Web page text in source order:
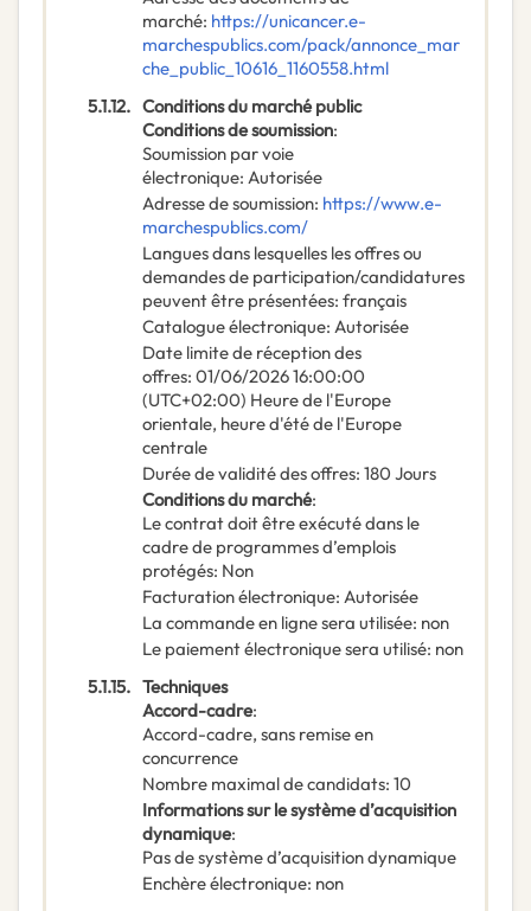
marché: https://unicancer.e-
marchespublics.com/pack/annonce_mar
che_public_10616_1160558.html
5.1.12. Conditions du marché public
Conditions de soumission:
Soumission par voie
électronique: Autorisée
Adresse de soumission: https://www.e-
marchespublics.com/
Langues dans lesquelles les offres ou
demandes de participation/candidatures
peuvent être présentées: français
Catalogue électronique: Autorisée
Date limite de réception des
offres: 01/06/202616:00:00
(UTC+02:00) Heure de l'Europe
orientale, heure d'été de l'Europe
centrale
Durée de validité des offres: 180 Jours
Conditions du marché:
Le contrat doit être exécuté dans le
cadre de programmes d’emplois
protégés: Non
Facturation électronique: Autorisée
La commande en ligne sera utilisée: non
Le paiement électronique sera utilisé: non
5.1.15. Techniques
Accord-cadre:
Accord-cadre, sans remise en
concurrence
Nombre maximal de candidats: 10
Informations sur le système d’acquisition
dynamique:
Pas de système d’acquisition dynamique
Enchère électronique: non